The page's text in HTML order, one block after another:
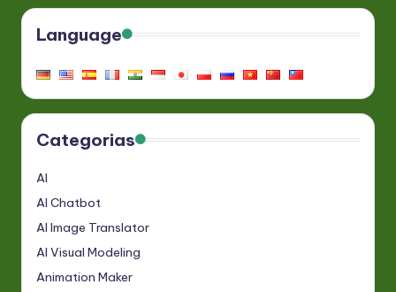
Language
Categorias
AI
AI Chatbot
AI Image Translator
AI Visual Modeling
Animation Maker